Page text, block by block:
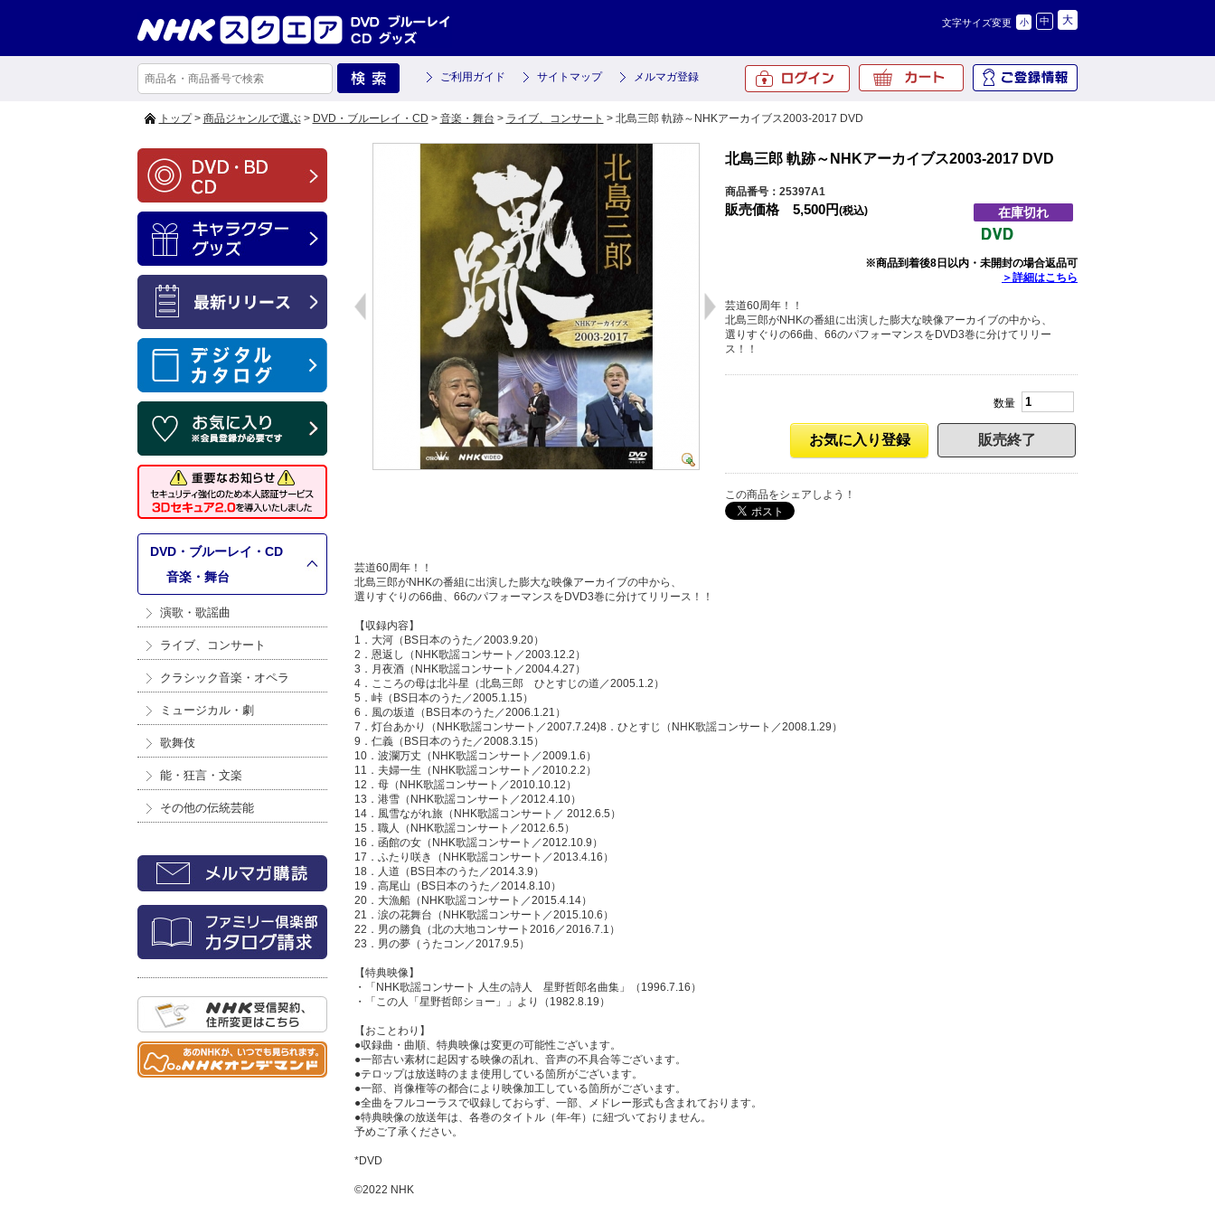
文字サイズ変更 小 中 大
ご利用ガイド サイトマップ メルマガ登録
トップ> 商品ジャンルで選ぶ> DVD・ブルーレイ・CD > 音楽・舞台 > ライブ、コンサート > 北島三郎 軌跡～NHKアーカイブス2003-2017 DVD
DVD・ブルーレイ・CD
音楽・舞台
演歌・歌謡曲
ライブ、コンサート
クラシック音楽・オペラ
ミュージカル・劇
歌舞伎
能・狂言・文楽
その他の伝統芸能
北島三郎 軌跡～NHKアーカイブス2003-2017 DVD
商品番号：25397A1
販売価格 5,500円(税込) 在庫切れ
※商品到着後8日以内・未開封の場合返品可
＞詳細はこちら
芸道60周年！！
北島三郎がNHKの番組に出演した膨大な映像アーカイブの中から、
選りすぐりの66曲、66のパフォーマンスをDVD3巻に分けてリリー
ス！！
数量
販売終了
お気に入り登録
この商品をシェアしよう！
芸道60周年！！
北島三郎がNHKの番組に出演した膨大な映像アーカイブの中から、
選りすぐりの66曲、66のパフォーマンスをDVD3巻に分けてリリース！！
【収録内容】
1．大河（BS日本のうた／2003.9.20）
2．恩返し（NHK歌謡コンサート／2003.12.2）
3．月夜酒（NHK歌謡コンサート／2004.4.27）
4．こころの母は北斗星（北島三郎 ひとすじの道／2005.1.2）
5．峠（BS日本のうた／2005.1.15）
6．風の坂道（BS日本のうた／2006.1.21）
7．灯台あかり（NHK歌謡コンサート／2007.7.24)8．ひとすじ（NHK歌謡コンサート／2008.1.29）
9．仁義（BS日本のうた／2008.3.15）
10．波瀾万丈（NHK歌謡コンサート／2009.1.6）
11．夫婦一生（NHK歌謡コンサート／2010.2.2）
12．母（NHK歌謡コンサート／2010.10.12）
13．港雪（NHK歌謡コンサート／2012.4.10）
14．風雪ながれ旅（NHK歌謡コンサート／ 2012.6.5）
15．職人（NHK歌謡コンサート／2012.6.5）
16．函館の女（NHK歌謡コンサート／2012.10.9）
17．ふたり咲き（NHK歌謡コンサート／2013.4.16）
18．人道（BS日本のうた／2014.3.9）
19．高尾山（BS日本のうた／2014.8.10）
20．大漁船（NHK歌謡コンサート／2015.4.14）
21．涙の花舞台（NHK歌謡コンサート／2015.10.6）
22．男の勝負（北の大地コンサート2016／2016.7.1）
23．男の夢（うたコン／2017.9.5）
【特典映像】
・「NHK歌謡コンサート 人生の詩人 星野哲郎名曲集」（1996.7.16）
・「この人「星野哲郎ショー」」より（1982.8.19）
【おことわり】
●収録曲・曲順、特典映像は変更の可能性ございます。
●一部古い素材に起因する映像の乱れ、音声の不具合等ございます。
●テロップは放送時のまま使用している箇所がございます。
●一部、肖像権等の都合により映像加工している箇所がございます。
●全曲をフルコーラスで収録しておらず、一部、メドレー形式も含まれております。
●特典映像の放送年は、各巻のタイトル（年-年）に紐づいておりません。
予めご了承ください。
*DVD
©2022 NHK